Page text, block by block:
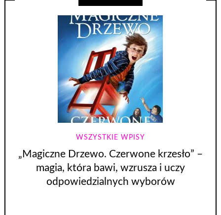
WSZYSTKIE WPISY
„Magiczne Drzewo. Czerwone krzesło” –
magia, która bawi, wzrusza i uczy
odpowiedzialnych wyborów